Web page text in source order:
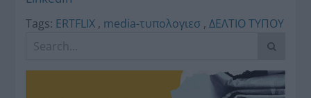
Tags: ERTFLIX , media-τυπολογιεσ ,ΔΕΛΤΙΟ ΤΥΠΟΥ